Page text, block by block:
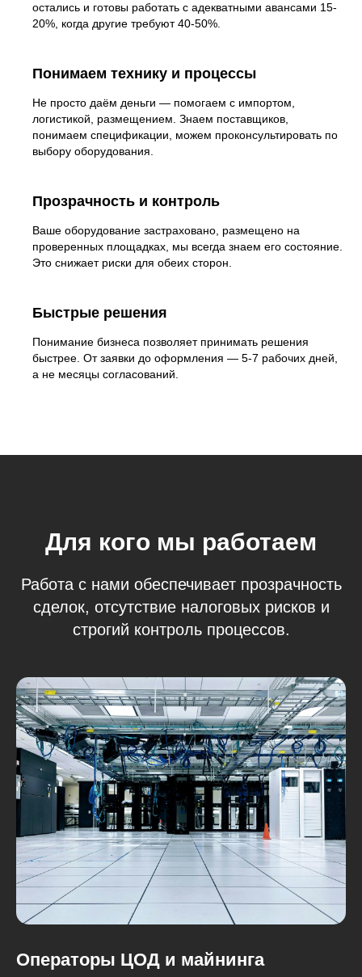
остались и готовы работать с адекватными авансами 15-
20%, когда другие требуют 40-50%.
Понимаем технику и процессы
Не просто даём деньги — помогаем с импортом,
логистикой, размещением. Знаем поставщиков,
понимаем спецификации, можем проконсультировать по
выбору оборудования.
Прозрачность и контроль
Ваше оборудование застраховано, размещено на
проверенных площадках, мы всегда знаем его состояние.
Это снижает риски для обеих сторон.
Быстрые решения
Понимание бизнеса позволяет принимать решения
быстрее. От заявки до оформления — 5-7 рабочих дней,
а не месяцы согласований.
Для кого мы работаем
Работа с нами обеспечивает прозрачность
сделок, отсутствие налоговых рисков и
строгий контроль процессов.
Операторы ЦОД и майнинга